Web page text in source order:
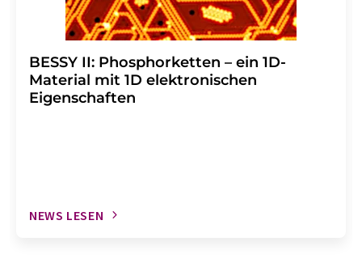
BESSY II: Phosphorketten – ein 1D-
Material mit 1D elektronischen
Eigenschaften
NEWS LESEN